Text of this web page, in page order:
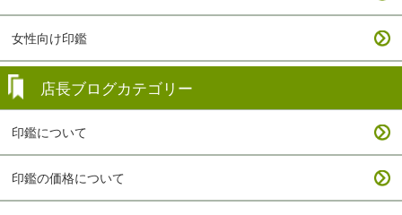
女性向け印鑑
店長ブログカテゴリー
印鑑について
印鑑の価格について